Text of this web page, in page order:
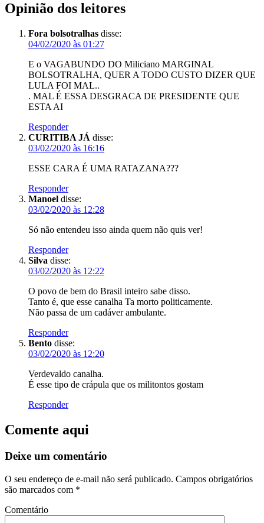
Opinião dos leitores
Fora bolsotralhas disse:
04/02/2020 às 01:27
E o VAGABUNDO DO Miliciano MARGINAL
BOLSOTRALHA, QUER A TODO CUSTO DIZER QUE
LULA FOI MAL..
. MAL É ESSA DESGRACA DE PRESIDENTE QUE
ESTA AI
Responder
CURITIBA JÁ disse:
03/02/2020 às 16:16
ESSE CARA É UMA RATAZANA???
Responder
Manoel disse:
03/02/2020 às 12:28
Só não entendeu isso ainda quem não quis ver!
Responder
Silva disse:
03/02/2020 às 12:22
O povo de bem do Brasil inteiro sabe disso.
Tanto é, que esse canalha Ta morto politicamente.
Não passa de um cadáver ambulante.
Responder
Bento disse:
03/02/2020 às 12:20
Verdevaldo canalha.
É esse tipo de crápula que os militontos gostam
Responder
Comente aqui
Deixe um comentário
O seu endereço de e-mail não será publicado. Campos obrigatórios
são marcados com *
Comentário